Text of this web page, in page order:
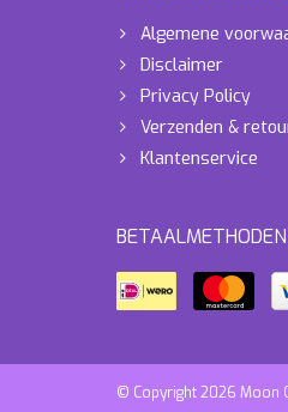
Algemene
Disclaimer
Privacy Policy
Verzenden &
Klantenservice
BETAALMETHODEN
© Copyright 2026 Moon